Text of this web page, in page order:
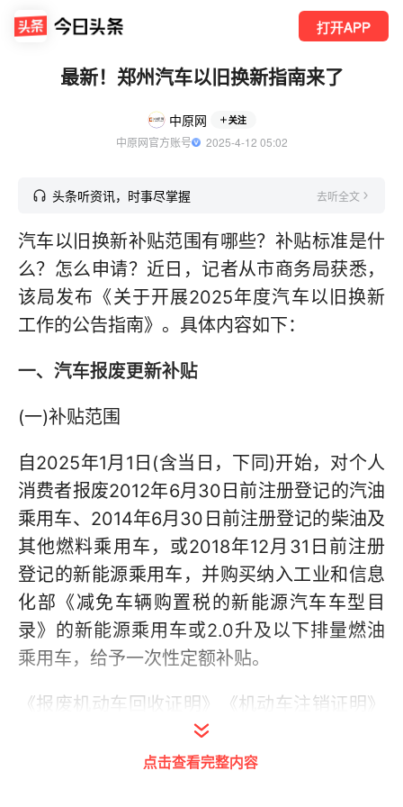
打开APP
最新！郑州汽车以旧换新指南来了
中原网 关注
中原网官方账号
  2025-4-12 05:02
头条听资讯，时事尽掌握 去听全文
汽车以旧换新补贴范围有哪些？补贴标准是什
么？怎么申请？近日，记者从市商务局获悉，
该局发布《关于开展2025年度汽车以旧换新
工作的公告指南》。具体内容如下：
一、汽车报废更新补贴
(一)补贴范围
自2025年1月1日(含当日，下同)开始，对个人
消费者报废2012年6月30日前注册登记的汽油
乘用车、2014年6月30日前注册登记的柴油及
其他燃料乘用车，或2018年12月31日前注册
登记的新能源乘用车，并购买纳入工业和信息
化部《减免车辆购置税的新能源汽车车型目
录》的新能源乘用车或2.0升及以下排量燃油
乘用车，给予一次性定额补贴。
《报废机动车回收证明》《机动车注销证明》
《机动车销售统一发票》《机动车登记证
书》，均应自2025年1月1日起取得。其中《报
点击查看完整内容